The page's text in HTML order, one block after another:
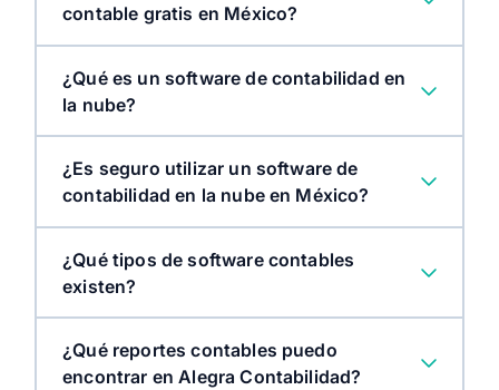
contable gratis en México?
¿Qué es un software de contabilidad en
la nube?
¿Es seguro utilizar un software de
contabilidad en la nube en México?
¿Qué tipos de software contables
existen?
¿Qué reportes contables puedo
encontrar en Alegra Contabilidad?